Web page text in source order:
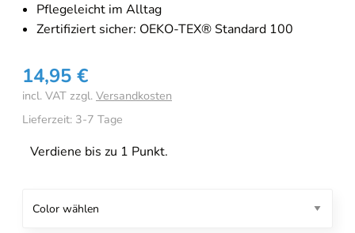
Pflegeleicht im Alltag
Zertifiziert sicher: OEKO-TEX® Standard 100
14,95 €
incl. VAT zzgl. Versandkosten
Lieferzeit: 3-7 Tage
Verdiene bis zu 1 Punkt.